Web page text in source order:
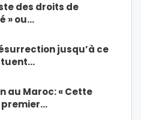
des droits de
» ou…
jusqu’à ce
tuent…
au Maroc: « Cette
premier…